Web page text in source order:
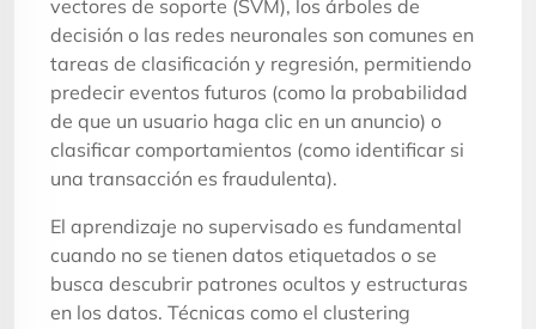
vectores de soporte (SVM), los árboles de
decisión o las redes neuronales son comunes en
tareas de clasificación y regresión, permitiendo
predecir eventos futuros (como la probabilidad
de que un usuario haga clic en un anuncio) o
clasificar comportamientos (como identificar si
una transacción es fraudulenta).
El aprendizaje no supervisado es fundamental
cuando no se tienen datos etiquetados o se
busca descubrir patrones ocultos y estructuras
en los datos. Técnicas como el clustering